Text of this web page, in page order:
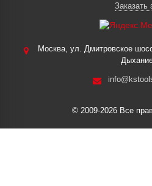
Заказать
Москва, ул. Дмитровское
© 2009-2026 Все